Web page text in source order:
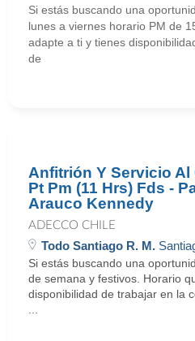
Si estás buscando una
lunes a viernes horario PM de
adapte a ti y tienes
de
Anfitrión Y Servicio Al
Pt Pm (11 Hrs) Fds -
Arauco Kennedy
ADECCO CHILE
Todo Santiago R. M.
Si estás buscando una
de semana y festivos. Horario
disponibilidad de trabajar en la